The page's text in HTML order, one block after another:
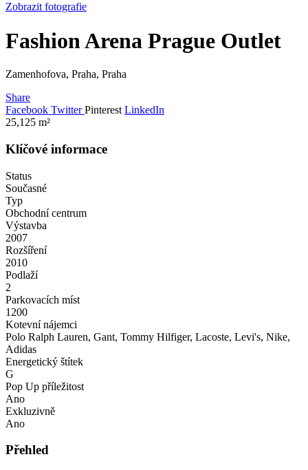
Zobrazit fotografie
Fashion Arena Prague Outlet
Zamenhofova, Praha, Praha
Share
Facebook TwitterPinterest LinkedIn
25,125 m²
Klíčové informace
Status
Současné
Typ
Obchodní centrum
Výstavba
2007
Rozšíření
2010
Podlaží
2
Parkovacích míst
1200
Kotevní nájemci
Polo Ralph Lauren, Gant, Tommy Hilfiger, Lacoste, Levi's, Nike,
Adidas
Energetický štítek
G
Pop Up příležitost
Ano
Exkluzivně
Ano
Přehled